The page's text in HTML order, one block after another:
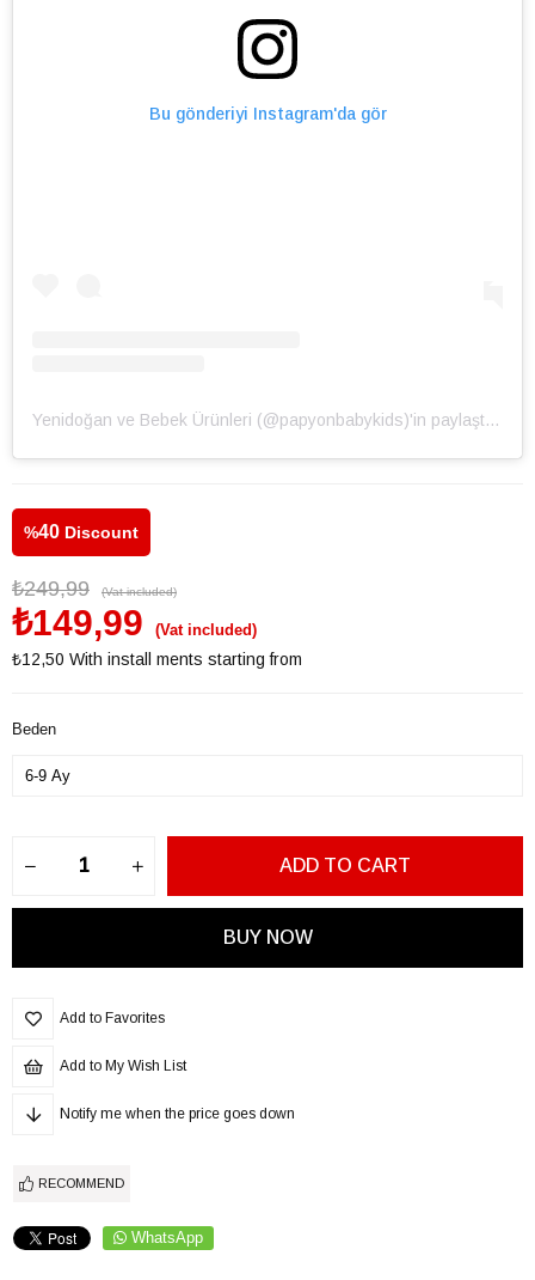
Bu gönderiyi Instagram'da gör
Yenidoğan ve Bebek Ürünleri (@papyonbabykids)'in paylaştığı bir gönderi
%40 Discount
₺249,99 (Vat included)
₺149,99 (Vat included)
₺12,50 With install ments starting from
Beden
Add to Favorites
Add to My Wish List
Notify me when the price goes down
RECOMMEND
WhatsApp